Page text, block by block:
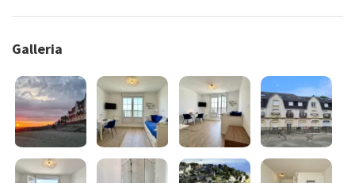
Galleria